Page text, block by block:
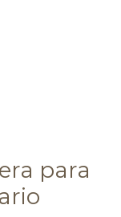
para